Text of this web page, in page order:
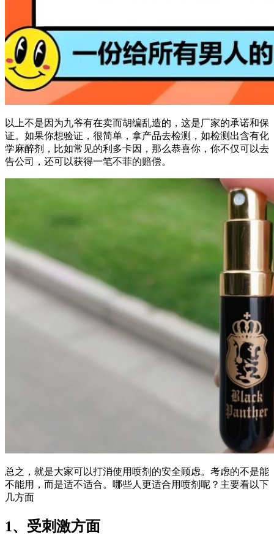
以上不是因为九爷有在卖而胡编乱造的，这是厂家的承诺和保
证。如果你想验证，很简单，拿产品去检测，如检测出含有化
学麻醉剂，比如常见的利多卡因，那么恭喜你，你不仅可以去
告公司，还可以获得一笔不菲的赔偿。
总之，就是大家可以打消使用喷剂的安全顾虑。考虑的不是能
不能用，而是适不适合。哪些人更适合用喷剂呢？主要看以下
几方面
1、受刺激方面